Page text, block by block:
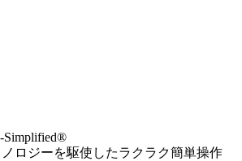
Simplified®
ロジーを駆使したラクラク簡単操作